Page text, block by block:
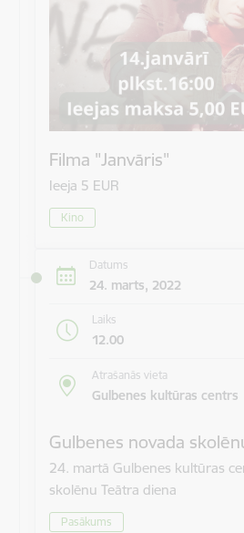
Filma "Janvāris"
Ieeja 5 EUR
Kino
Datums
24. marts, 2022
Laiks
12.00
Atrašanās vieta
Gulbenes kultūras centrs
Gulbenes novada
24. martā Gulbenes kultūras
skolēnu Teātra diena
Pasākums